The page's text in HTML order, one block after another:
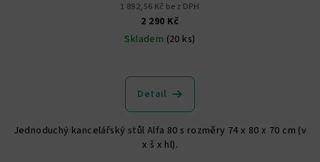
1 892,56 Kč bez DPH
2 290 Kč
Skladem (20 ks)
Detail
Jednoduchý kancelářský stůl Alfa 80 s rozměry 74 x 80 x 70 cm (v
x š x hl).